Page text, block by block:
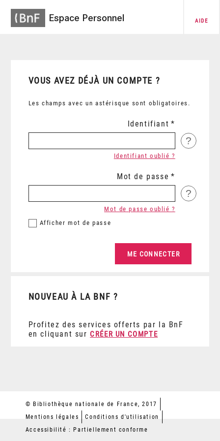
Espace Personnel AIDE
VOUS AVEZ DÉJÀ UN COMPTE ?
Les champs avec un astérisque sont obligatoires.
Identifiant
?
Identifiant oublié ?
Mot de passe
?
Afficher mot de passe
Mot de passe oublié ?
NOUVEAU À LA BNF ?
Profitez des services offerts par la BnF
en cliquant sur CRÉER UN COMPTE
© Bibliothèque nationale de France, 2017
Mentions légales
Conditions d'utilisation
Accessibilité : Partiellement conforme